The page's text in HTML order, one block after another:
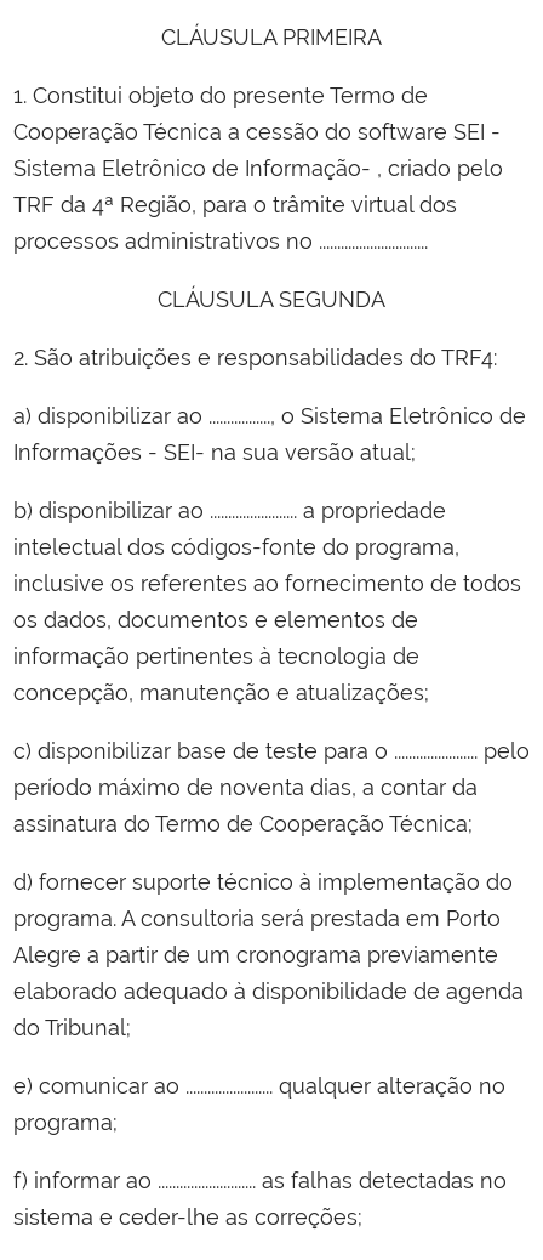
CLÁUSULA PRIMEIRA
1. Constitui objeto do presente Termo de
Cooperação Técnica a cessão do software SEI -
Sistema Eletrônico de Informação- , criado pelo
TRF da 4ª Região, para o trâmite virtual dos
processos administrativos no ..............................
CLÁUSULA SEGUNDA
2. São atribuições e responsabilidades do TRF4:
a) disponibilizar ao ................., o Sistema Eletrônico de
Informações - SEI- na sua versão atual;
b) disponibilizar ao ........................ a propriedade
intelectual dos códigos-fonte do programa,
inclusive os referentes ao fornecimento de todos
os dados, documentos e elementos de
informação pertinentes à tecnologia de
concepção, manutenção e atualizações;
c) disponibilizar base de teste para o ....................... pelo
período máximo de noventa dias, a contar da
assinatura do Termo de Cooperação Técnica;
d) fornecer suporte técnico à implementação do
programa. A consultoria será prestada em Porto
Alegre a partir de um cronograma previamente
elaborado adequado à disponibilidade de agenda
do Tribunal;
e) comunicar ao ........................ qualquer alteração no
programa;
f) informar ao ........................... as falhas detectadas no
sistema e ceder-lhe as correções;